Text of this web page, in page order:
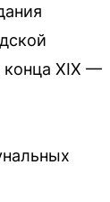
конца XIX —